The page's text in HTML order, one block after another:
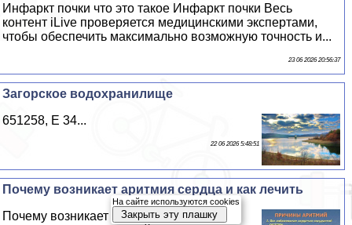
Инфаркт почки что это такое Инфаркт почки Весь
контент iLive проверяется медицинскими экспертами,
чтобы обеспечить максимально возможную точность и...
23 06 2026 20:56:37
Загорское водохранилище
651258, E 34...
22 06 2026 5:48:51
Почему возникает аритмия сердца и как лечить
Почему возникает аритмия сердца и как
На сайте используются cookies
Закрыть эту плашку